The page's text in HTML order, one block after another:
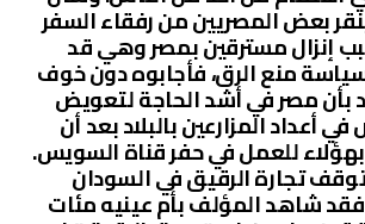
بعض المصريين من رفقاء السفر
إنزال مسترقين بمصر وهي قد
منع الرق، فأجابوه دون خوف
بأن مصر في أشد الحاجة لتعويض
أعداد المزارعين بالبلاد بعد أن
للعمل في حفر قناة السويس.
تجارة الرقيق في السودان
فقد شاهد المؤلف بأم عينيه مئات